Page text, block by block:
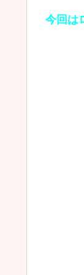
今回は